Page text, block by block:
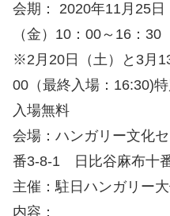
会期： 2020年11月25日
（金）10：00～16：
※2月20日（土）と3月
00（最終入場：16:30)特
入場無料
会場：ハンガリー文化
番3-8-1 日比谷麻布十番
主催：駐日ハンガリー
内容：